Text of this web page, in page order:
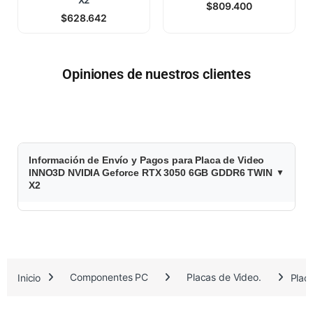
$628.642
$809.400
Opiniones de nuestros clientes
$
4
4
.
Información de Envío y Pagos para Placa de Video
INNO3D NVIDIA Geforce RTX 3050 6GB GDDR6 TWIN
X2
Inicio Componentes PC Placas de Video.